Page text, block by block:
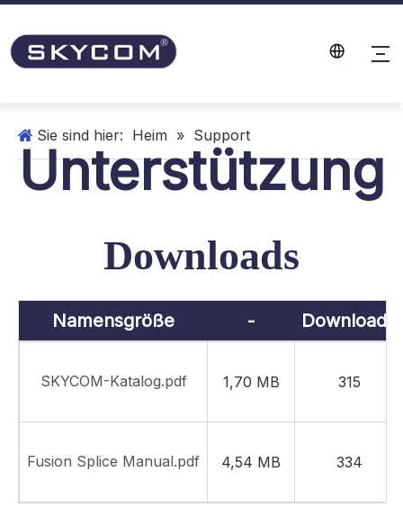
Sie sind hier: Heim » Support
Unterstützung
Downloads
Namensgröße - Downloads
SKYCOM-Katalog.pdf 1,70 MB 315
Fusion Splice Manual.pdf 4,54 MB 334